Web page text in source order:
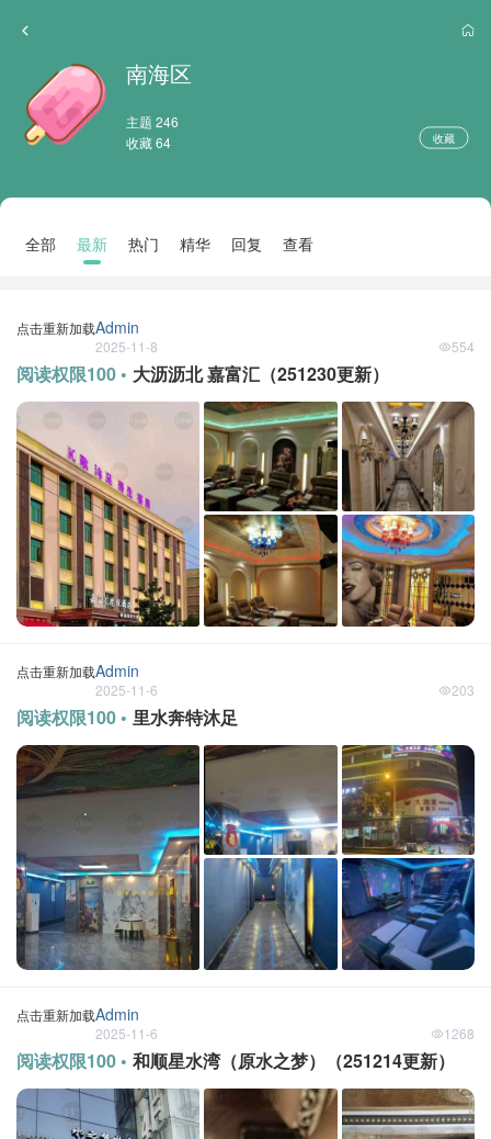
南海区
主题 246
收藏 64
收藏
全部 最新 热门 精华 回复 查看
点击重新加载Admin
2025-11-8 554
阅读权限100 • 大沥沥北 嘉富汇（251230更新）
点击重新加载Admin
2025-11-6 203
阅读权限100 • 里水奔特沐足
点击重新加载Admin
2025-11-6 1268
阅读权限100 • 和顺星水湾（原水之梦）（251214更新）